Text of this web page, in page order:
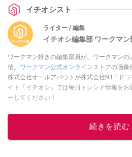
イチオシスト
ライター / 編集
イチオシ編集部 ワークマン
ワークマン好きの編集部員が、ワークマン
信。 ワークマン公式オンラインストアの画像
株式会社オールアバウトが株式会社NTTド
イト「イチオシ」では毎日トレンド情報をお
ー してください！
このイチ
続きを読む